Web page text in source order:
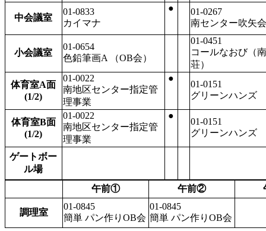
中会議室
01-0833
カイマナ
●
01-0267
南センター吹矢会
小会議室
01-0654
色鉛筆画A （OB会）
01-0451
コールなおび（
荘）
体育室A面
(1/2)
01-0022
南地区センター指定管
理事業
●
01-0151
グリーンハンズ
体育室B面
(1/2)
01-0022
南地区センター指定管
理事業
●
01-0151
グリーンハンズ
ゲートボー
ル場
午前①
午前②
調理室
01-0845
簡単 パン作りOB会
01-0845
簡単 パン作りOB会